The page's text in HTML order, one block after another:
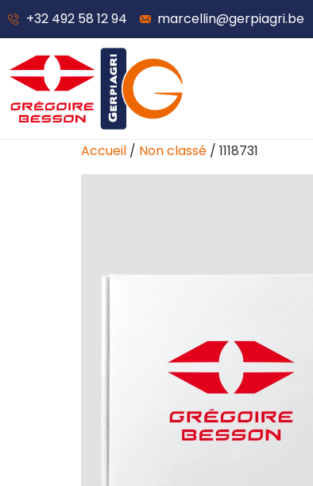
+32 492 58 12 94 marcellin@gerpiagri.be
Accueil / Non classé / 1118731